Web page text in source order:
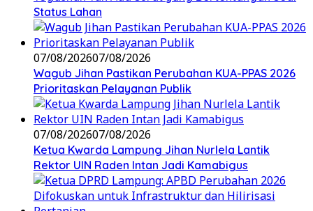
Status Lahan
07/08/202607/08/2026
Wagub Jihan Pastikan Perubahan KUA-PPAS 2026
Prioritaskan Pelayanan Publik
07/08/202607/08/2026
Ketua Kwarda Lampung Jihan Nurlela Lantik
Rektor UIN Raden Intan Jadi Kamabigus